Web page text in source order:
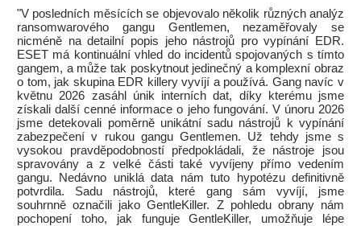
"V posledních měsících se objevovalo několik různých analýz
ransomwarového gangu Gentlemen, nezaměřovaly se
nicméně na detailní popis jeho nástrojů pro vypínání EDR.
ESET má kontinuální vhled do incidentů spojovaných s tímto
gangem, a může tak poskytnout jedinečný a komplexní obraz
o tom, jak skupina EDR killery vyvíjí a používá. Gang navíc v
květnu 2026 zasáhl únik interních dat, díky kterému jsme
získali další cenné informace o jeho fungování. V únoru 2026
jsme detekovali poměrně unikátní sadu nástrojů k vypínání
zabezpečení v rukou gangu Gentlemen. Už tehdy jsme s
vysokou pravděpodobností předpokládali, že nástroje jsou
spravovány a z velké části také vyvíjeny přímo vedením
gangu. Nedávno uniklá data nám tuto hypotézu definitivně
potvrdila. Sadu nástrojů, které gang sám vyvíjí, jsme
souhrnně označili jako GentleKiller. Z pohledu obrany nám
pochopení toho, jak funguje GentleKiller, umožňuje lépe